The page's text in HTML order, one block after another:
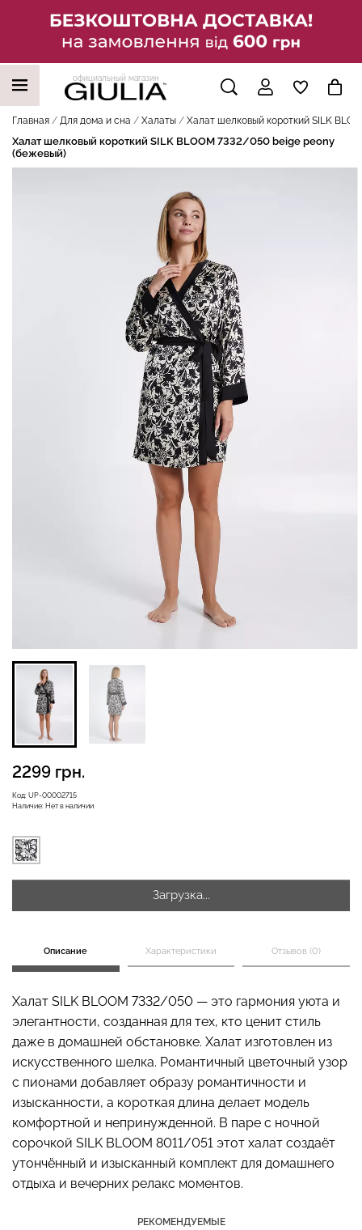
официальный магазин
Главная Для дома и сна Халаты Халат шелковый короткий SILK
Халат шелковый короткий SILK BLOOM 7332/050 beige peony
(бежевый)
Код: UP-00002715
Наличие: Нет в наличии
2299 грн.
Загрузка...
Описание Характеристики Отзывов (0)
Халат SILK BLOOM 7332/050 — это гармония уюта и
элегантности, созданная для тех, кто ценит стиль
даже в домашней обстановке. Халат изготовлен из
искусственного шелка. Романтичный цветочный узор
с пионами добавляет образу романтичности и
изысканности, а короткая длина делает модель
комфортной и непринужденной. В паре с ночной
сорочкой SILK BLOOM 8011/051 этот халат создаёт
утончённый и изысканный комплект для домашнего
отдыха и вечерних релакс моментов.
РЕКОМЕНДУЕМЫЕ
НАШИ ТРЕНДОВЫЕ ТОВАРЫ
Бесшовные леггинсы из
микрофибры LEGGINGS
Велосипедки с высокой
талией TRACKS 01
(черный) Giulia
384 грн.
Бесшовные леггинсы
482 грн.
Бесшовные стринги
STRING BRIEFS (черный)
Бесшовный топ с легкой
коррекцией BRA